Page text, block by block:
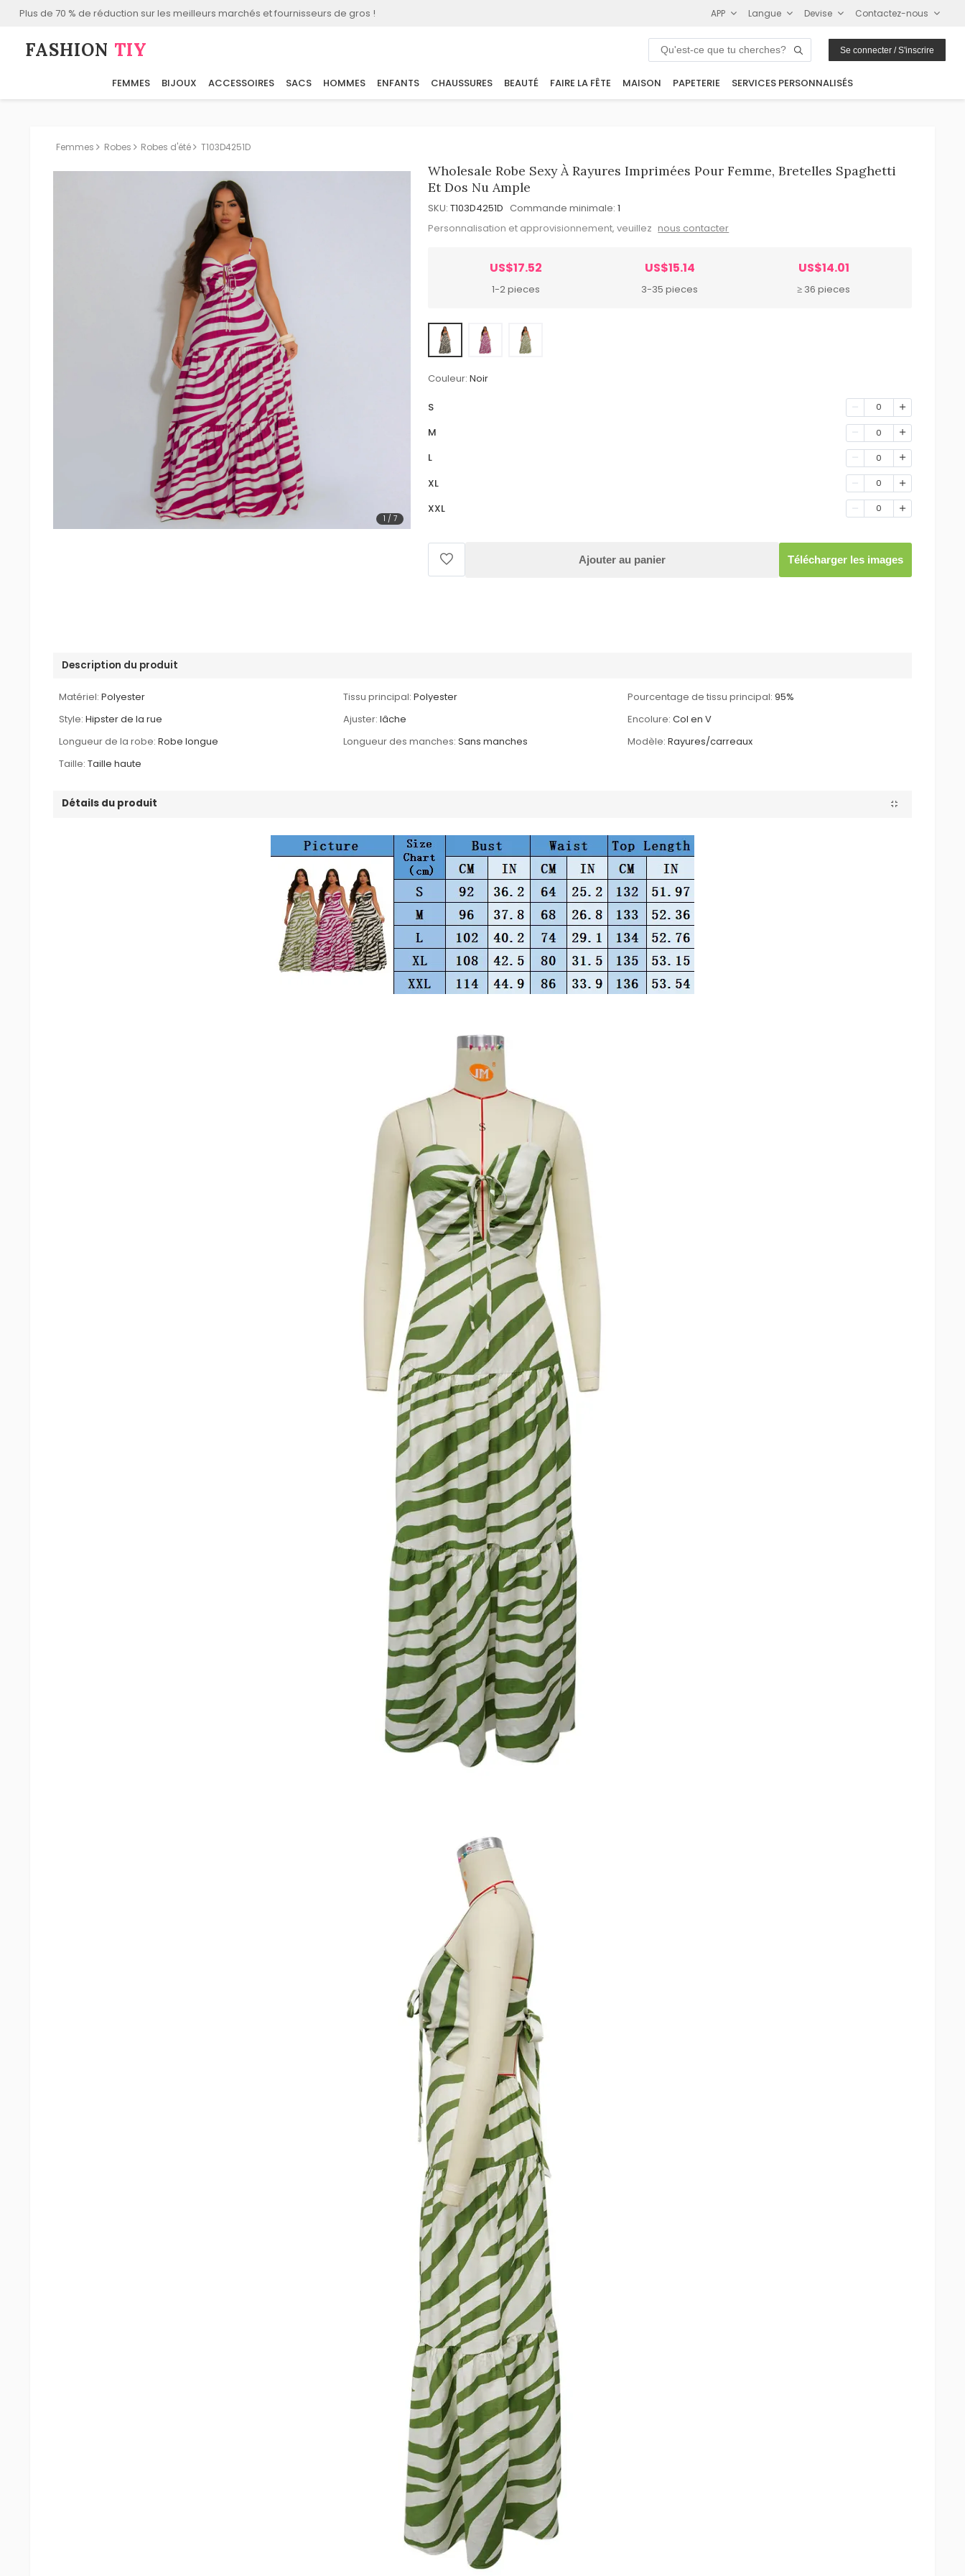
Plus de 70 % de réduction sur les meilleurs marchés et fournisseurs de gros ! APP Langue Devise Contactez-nous
FASHION⁠ TIY Se connecter / S'inscrire
FEMMES BIJOUX ACCESSOIRES SACS HOMMES ENFANTS CHAUSSURES BEAUTÉ FAIRE LA FÊTE MAISON PAPETERIE SERVICES PERSONNALISÉS
Femmes Robes Robes d'été T103D4251D
1 / 7
Wholesale Robe Sexy À Rayures Imprimées Pour Femme, Bretelles Spaghetti
Et Dos Nu Ample
SKU: T103D4251D Commande minimale: 1
Personnalisation et approvisionnement, veuillez nous contacter
US$17.52
1-2 pieces
US$15.14
3-35 pieces
US$14.01
≥ 36 pieces
Couleur: Noir
S 0
M 0
L 0
XL 0
XXL 0
Ajouter au panier Télécharger les images
Description du produit
Matériel: Polyester Tissu principal: Polyester Pourcentage de tissu principal: 95%
Style: Hipster de la rue Ajuster: lâche Encolure: Col en V
Longueur de la robe: Robe longue Longueur des manches: Sans manches Modèle: Rayures/carreaux
Taille: Taille haute
Détails du produit